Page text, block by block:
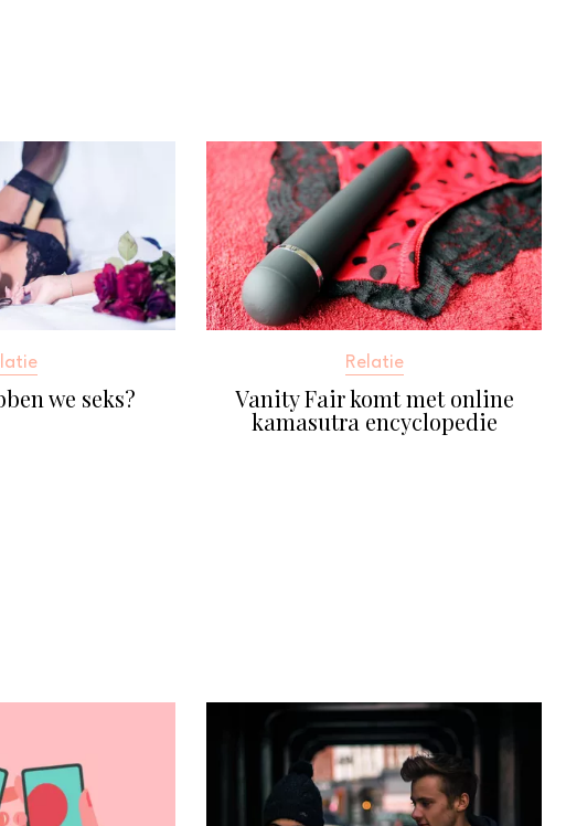
we seks?
Relatie
Vanity Fair komt met online
kamasutra encyclopedie